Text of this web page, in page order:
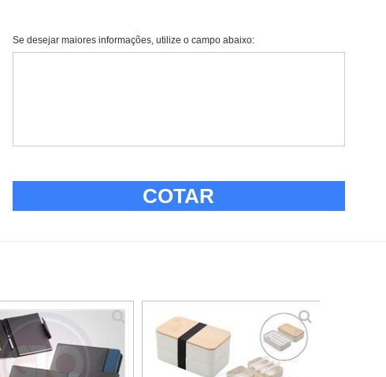
Se desejar maiores informações, utilize o campo abaixo:
COTAR